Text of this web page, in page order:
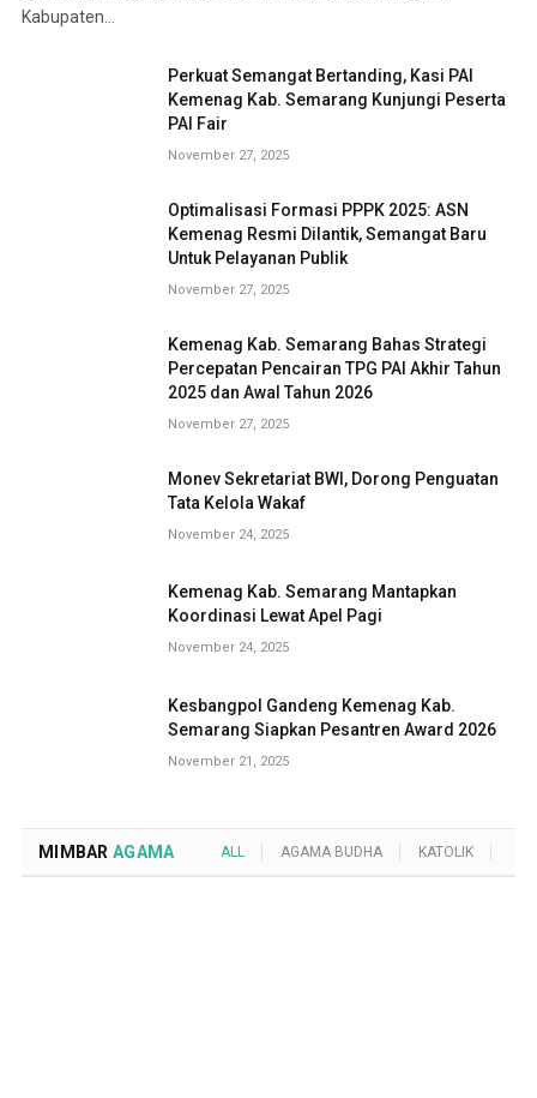
Kabupaten…
Perkuat Semangat Bertanding, Kasi PAI
Kemenag Kab. Semarang Kunjungi Peserta
PAI Fair
November 27, 2025
Optimalisasi Formasi PPPK 2025: ASN
Kemenag Resmi Dilantik, Semangat Baru
Untuk Pelayanan Publik
November 27, 2025
Kemenag Kab. Semarang Bahas Strategi
Percepatan Pencairan TPG PAI Akhir Tahun
2025 dan Awal Tahun 2026
November 27, 2025
Monev Sekretariat BWI, Dorong Penguatan
Tata Kelola Wakaf
November 24, 2025
Kemenag Kab. Semarang Mantapkan
Koordinasi Lewat Apel Pagi
November 24, 2025
Kesbangpol Gandeng Kemenag Kab.
Semarang Siapkan Pesantren Award 2026
November 21, 2025
MIMBAR AGAMA ALL AGAMA BUDHA KATOLIK